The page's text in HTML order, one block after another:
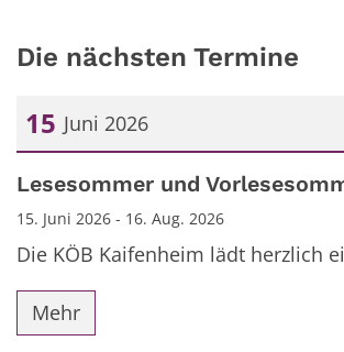
Die nächsten Termine
15 Juni 2026
Datum: 15. Juni 2026
Lesesommer und
15. Juni 2026 - 16. Aug. 2026
Die KÖB Kaifenheim lädt herzlich
Mehr